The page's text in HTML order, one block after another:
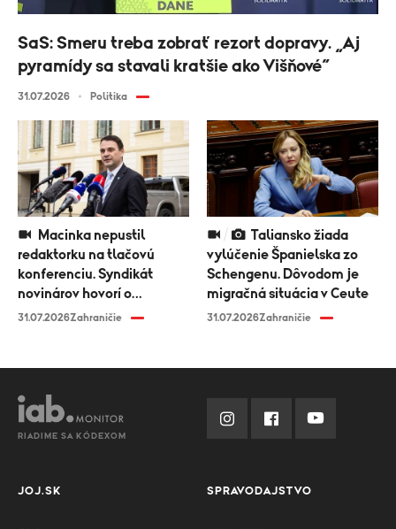
redaktorku na tlačovú
konferenciu. Syndikát
novinárov hovorí o
diskriminácii médií
31.07.2026Zahraničie
vylúčenie Španielska zo
Schengenu. Dôvodom je
migračná situácia v Ceute
31.07.2026Zahraničie
SaS: Smeru treba zobrať rezort dopravy. „Aj
pyramídy sa stavali kratšie ako Višňové“
31.07.2026 Politika
RIADIME SA KÓDEXOM
JOJ.SK SPRAVODAJSTVO